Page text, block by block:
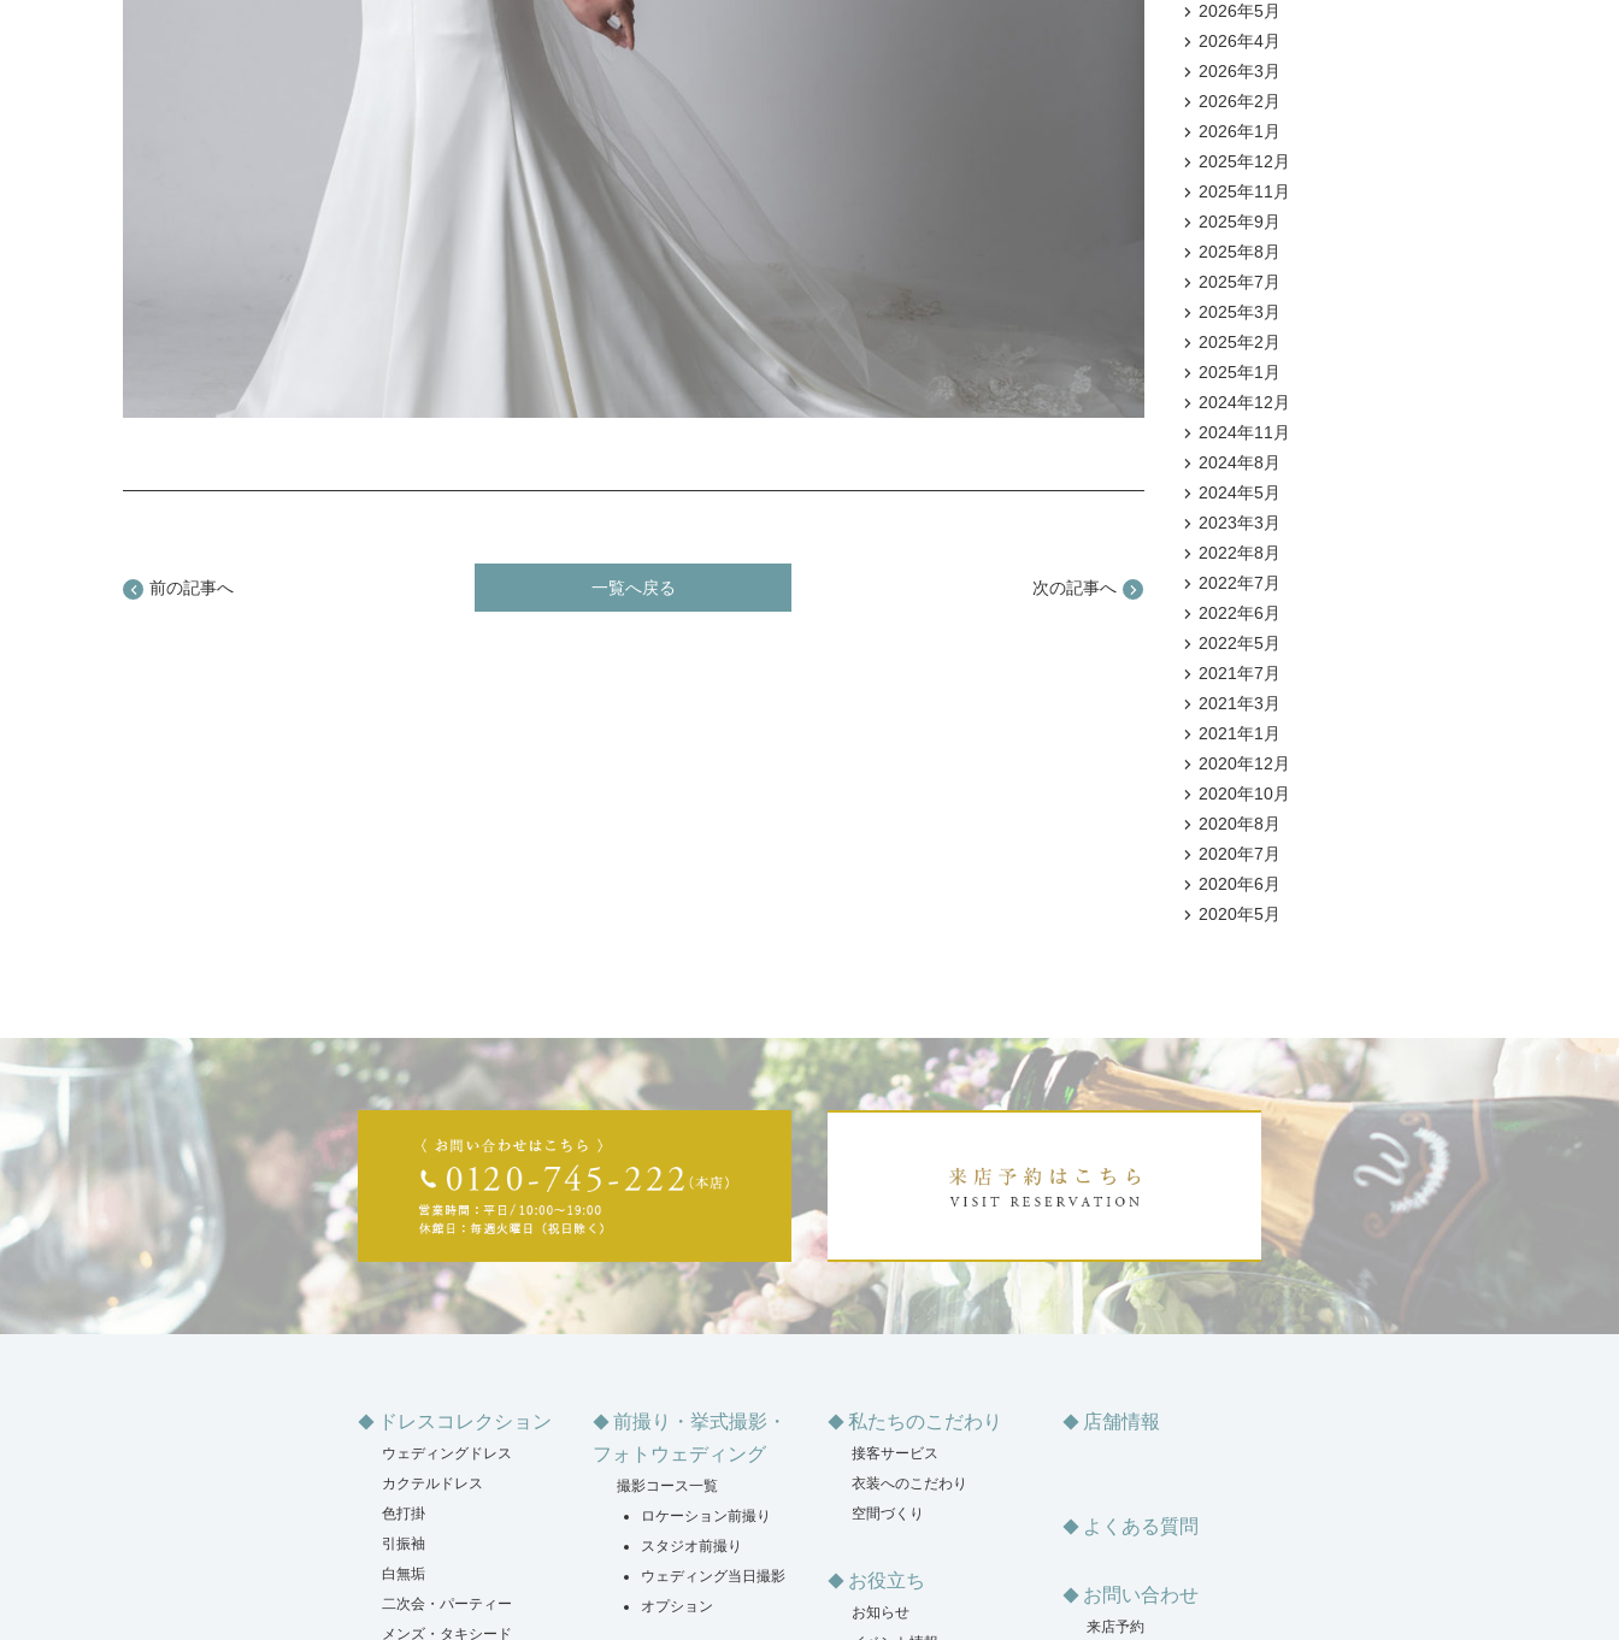
前の記事へ 次の記事へ
一覧へ戻る
2026年5月
2026年4月
2026年3月
2026年2月
2026年1月
2025年12月
2025年11月
2025年9月
2025年8月
2025年7月
2025年3月
2025年2月
2025年1月
2024年12月
2024年11月
2024年8月
2024年5月
2023年3月
2022年8月
2022年7月
2022年6月
2022年5月
2021年7月
2021年3月
2021年1月
2020年12月
2020年10月
2020年8月
2020年7月
2020年6月
2020年5月
ドレスコレクション
ウェディングドレス
カクテルドレス
色打掛
引振袖
白無垢
二次会・パーティー
メンズ・タキシード
前撮り・挙式撮影・
フォトウェディング
撮影コース一覧
ロケーション前撮り
スタジオ前撮り
ウェディング当日撮影
オプション
私たちのこだわり
接客サービス
衣装へのこだわり
空間づくり
お役立ち
お知らせ
店舗情報
よくある質問
お問い合わせ
来店予約